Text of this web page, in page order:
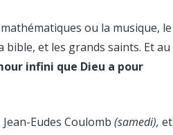
ou la musique, le
bible, et les grands saints. Et au
infini que Dieu a pour
Jean-Eudes Coulomb (samedi), et